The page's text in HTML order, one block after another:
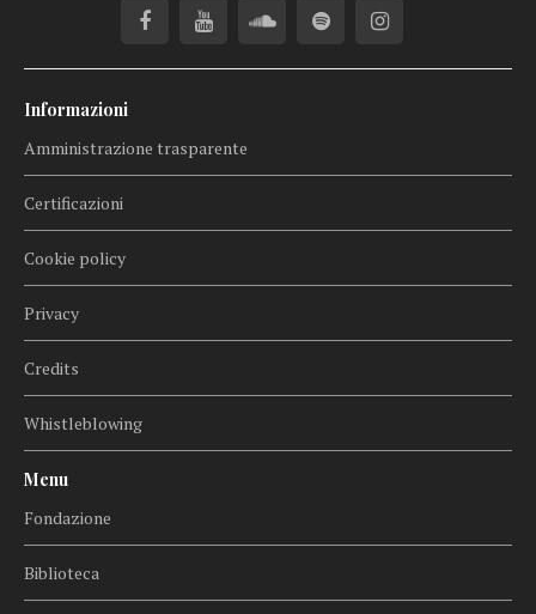
Informazioni
Amministrazione trasparente
Certificazioni
Cookie policy
Privacy
Credits
Whistleblowing
Menu
Fondazione
Biblioteca